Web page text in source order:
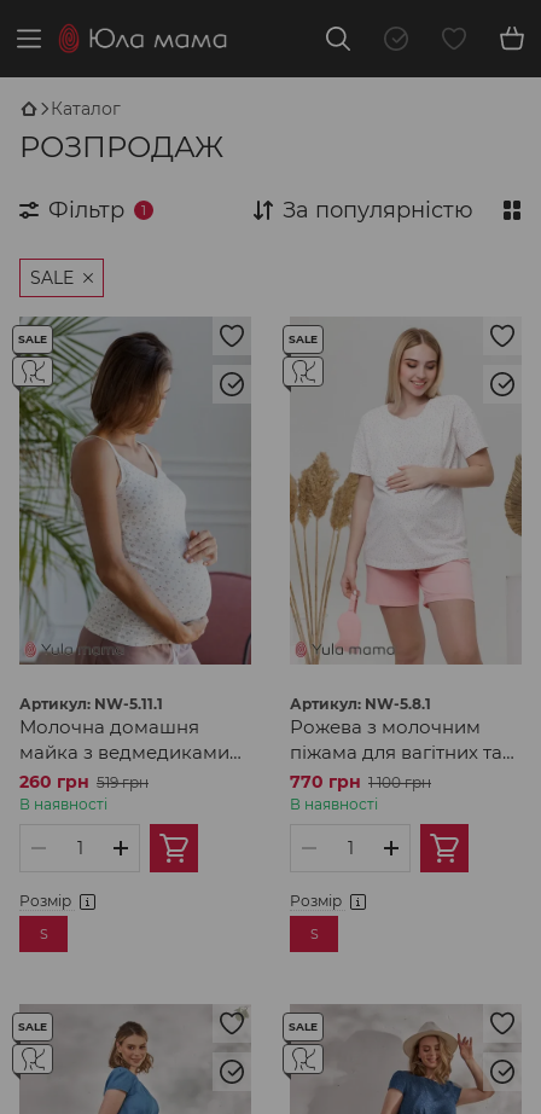
Каталог
РОЗПРОДАЖ
Фільтр 1 За популярністю
SALE
SALE
Артикул: NW-5.11.1
Молочна домашня
майка з ведмедиками
для вагітних та
годуючих
260 грн 519 грн
В наявності
Розмір
S
SALE
Артикул: NW-5.8.1
Рожева з молочним
піжама для вагітних та
годуючих мам
770 грн 1 100 грн
В наявності
Розмір
S
SALE SALE